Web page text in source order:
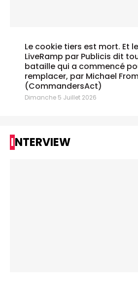
Le cookie tiers est mort. Et
LiveRamp par Publicis dit
bataille qui a commencé
remplacer, par Michael
(CommandersAct)
Dimanche 5 Juillet 2026
INTERVIEW